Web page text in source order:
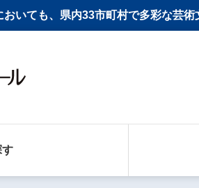
いても、県内33市町村で多彩な芸
す